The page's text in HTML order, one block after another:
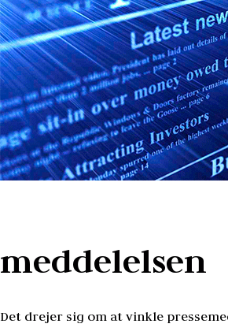
meddelelsen
Det drejer sig om at vinkle